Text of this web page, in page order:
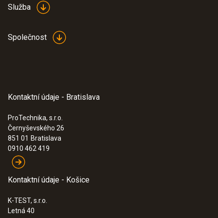
Služba
Společnost
Kontaktní údaje - Bratislava
ProTechnika, s.r.o.
Černyševského 26
851 01 Bratislava
0910 462 419
Kontaktní údaje - Košice
K-TEST, s.r.o.
Letná 40